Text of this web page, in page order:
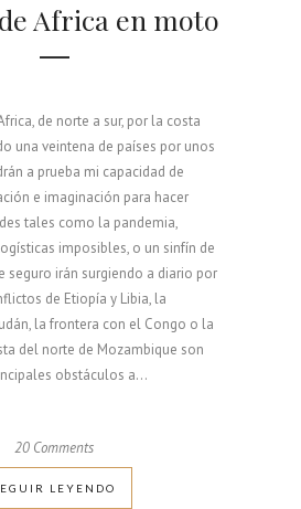
Africa en moto
de norte a sur, por la costa
una veintena de países por unos
a prueba mi capacidad de
e imaginación para hacer
tales como la pandemia,
imposibles, o un sinfín de
seguro irán surgiendo a diario por
de Etiopía y Libia, la
la frontera con el Congo o la
del norte de Mozambique son
obstáculos a...
20 Comments
LEYENDO